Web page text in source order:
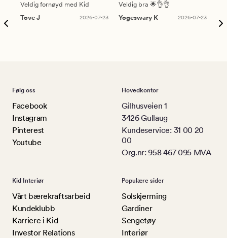
Veldig fornøyd med Kid
Tove J
2026-07-23
Veldig bra 🌟👌👌
Yogeswary K
2026-07-23
Følg oss
Facebook
Instagram
Pinterest
Youtube
Hovedkontor
Gilhusveien 1
3426 Gullaug
Kundeservice: 31 00 20
00
Org.nr: 958 467 095 MVA
Kid Interiør
Vårt bærekraftsarbeid
Kundeklubb
Karriere i Kid
Investor Relations
Populære sider
Solskjerming
Gardiner
Sengetøy
Interiør